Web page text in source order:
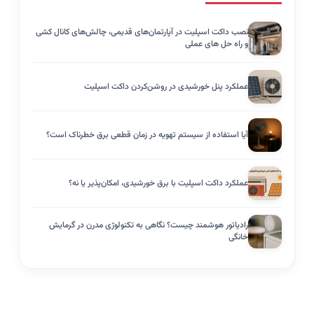
نصب داکت اسپلیت در آپارتمان‌های قدیمی، چالش‌های کانال‌ کشی
و راه‌ حل‌ های عملی
عملکرد پنل خورشیدی در روشن‌کردن داکت اسپلیت
آیا استفاده از سیستم تهویه در زمان قطعی برق خطرناک است؟
عملکرد داکت اسپلیت با برق خورشیدی، امکان‌پذیر یا نه؟
رادیاتور هوشمند چیست؟ نگاهی به تکنولوژی مدرن در گرمایش
خانگی